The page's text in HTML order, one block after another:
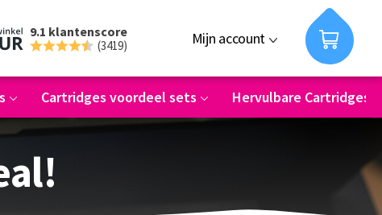
9.1 klantenscore
(3419) Mijn account
Cartridges voordeel sets Hervulbare Cartridges